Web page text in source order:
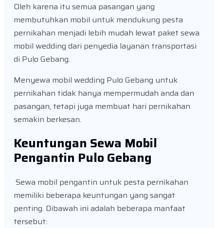
Oleh karena itu semua pasangan yang
membutuhkan mobil untuk mendukung pesta
pernikahan menjadi lebih mudah lewat paket sewa
mobil wedding dari penyedia layanan transportasi
di Pulo Gebang.
Menyewa mobil wedding Pulo Gebang untuk
pernikahan tidak hanya mempermudah anda dan
pasangan, tetapi juga membuat hari pernikahan
semakin berkesan.
Keuntungan Sewa Mobil
Pengantin Pulo Gebang
Sewa mobil pengantin untuk pesta pernikahan
memiliki beberapa keuntungan yang sangat
penting. Dibawah ini adalah beberapa manfaat
tersebut: